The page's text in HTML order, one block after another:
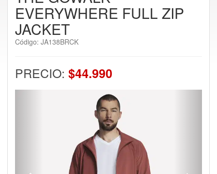
EVERYWHERE FULL ZIP
JACKET
Código: JA138BRCK
PRECIO: $44.990